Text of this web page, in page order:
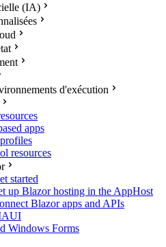
(IA)
d'exécution
apps
resources
started
up Blazor hosting in the AppHost
Blazor apps and APIs
Windows Forms